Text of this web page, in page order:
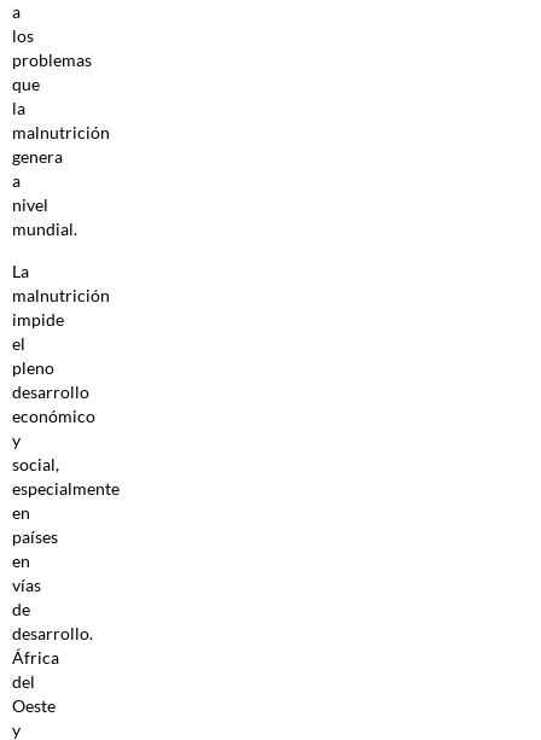
a
los
problemas
que
la
malnutrición
genera
a
nivel
mundial.
La
malnutrición
impide
el
pleno
desarrollo
económico
y
social,
especialmente
en
países
en
vías
de
desarrollo.
África
del
Oeste
y